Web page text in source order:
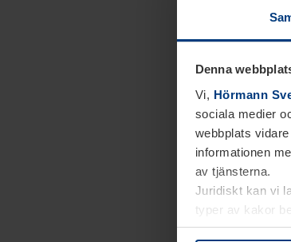
Denna
Vi, Hörmann
sociala medier
webbplats
informationen
av tjänsterna.
Juridiskt kan vi
typer av kakor
kakor under